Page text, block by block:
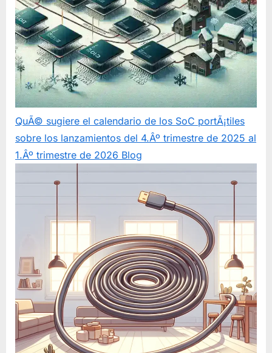
QuÃ© sugiere el calendario de los SoC portÃ¡tiles
sobre los lanzamientos del 4.Âº trimestre de 2025 al
1.Âº trimestre de 2026 Blog